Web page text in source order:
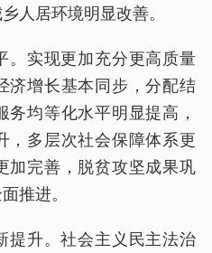
人居环境明显改善。
实现更加充分更高质量
济增长基本同步，分配结
均等化水平明显提高，
，多层次社会保障体系更
加完善，脱贫攻坚成果巩
推进。
升。社会主义民主法治